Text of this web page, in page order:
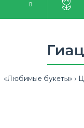
«Любимые букеты»